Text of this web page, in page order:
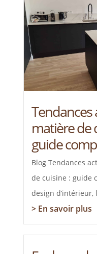
Tendances
matière de
guide
Blog Tendances
de cuisine : guide
design d’intérieur,
> En savoir plus